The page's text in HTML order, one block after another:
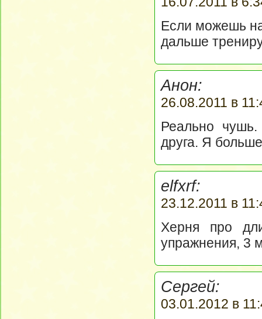
Если можешь
дальше
Анон:
26.08.2011 в
Реально
друга. Я
elfxrf:
23.12.2011 в
Херня про
упражнения, 3
Сергей:
03.01.2012 в